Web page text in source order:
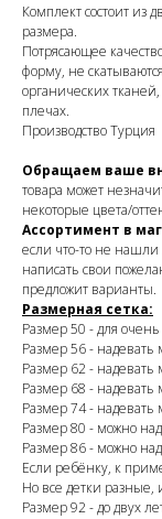
Комплект состоит из
размера.
Потрясающее
форму, не
органических
плечах.
Производство Турция
Обращаем ваше
товара может
некоторые цвета/
Ассортимент в
если что-то не нашли
написать свои
предложит варианты.
Размерная сетка:
Размер 50 - для
Размер 56 - надевать
Размер 62 - надевать
Размер 68 - надевать
Размер 74 - надевать
Размер 80 - можно
Размер 86 - можно
Если ребёнку, к
Но все детки разные,
Размер 92 - до двух